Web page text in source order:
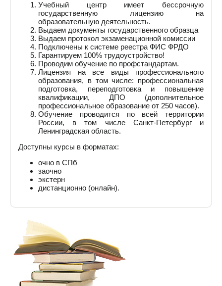
Учебный центр имеет бессрочную
государственную лицензию на
образовательную деятельность.
Выдаем документы государственного образца
Выдаем протокол экзаменационной комиссии
Подключены к системе реестра ФИС ФРДО
Гарантируем 100% трудоустройство!
Проводим обучение по профстандартам.
Лицензия на все виды профессионального
образования, в том числе: профессиональная
подготовка, переподготовка и повышение
квалификации, ДПО (дополнительное
профессиональное образование от 250 часов).
Обучение проводится по всей территории
России, в том числе Санкт-Петербург и
Ленинградская область.
Доступны курсы в форматах:
очно в СПб
заочно
экстерн
дистанционно (онлайн).